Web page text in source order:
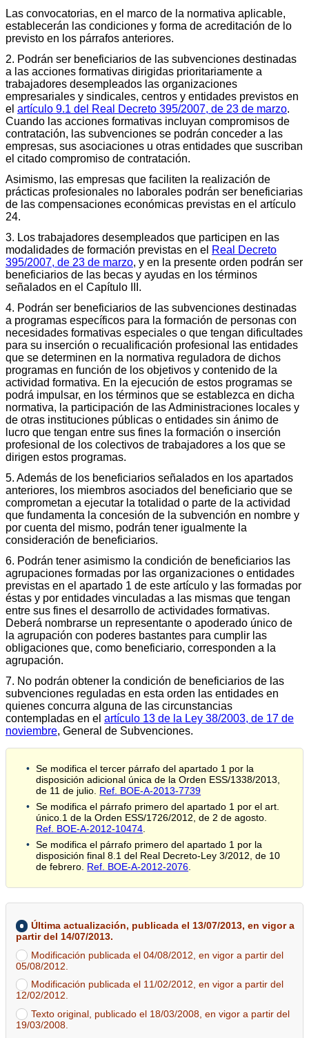
Las convocatorias, en el marco de la normativa aplicable,
establecerán las condiciones y forma de acreditación de lo
previsto en los párrafos anteriores.
2. Podrán ser beneficiarios de las subvenciones destinadas
a las acciones formativas dirigidas prioritariamente a
trabajadores desempleados las organizaciones
empresariales y sindicales, centros y entidades previstos en
el artículo 9.1 del Real Decreto 395/2007, de 23 de marzo.
Cuando las acciones formativas incluyan compromisos de
contratación, las subvenciones se podrán conceder a las
empresas, sus asociaciones u otras entidades que suscriban
el citado compromiso de contratación.
Asimismo, las empresas que faciliten la realización de
prácticas profesionales no laborales podrán ser beneficiarias
de las compensaciones económicas previstas en el artículo
24.
3. Los trabajadores desempleados que participen en las
modalidades de formación previstas en el Real Decreto
395/2007, de 23 de marzo, y en la presente orden podrán ser
beneficiarios de las becas y ayudas en los términos
señalados en el Capítulo III.
4. Podrán ser beneficiarios de las subvenciones destinadas
a programas específicos para la formación de personas con
necesidades formativas especiales o que tengan dificultades
para su inserción o recualificación profesional las entidades
que se determinen en la normativa reguladora de dichos
programas en función de los objetivos y contenido de la
actividad formativa. En la ejecución de estos programas se
podrá impulsar, en los términos que se establezca en dicha
normativa, la participación de las Administraciones locales y
de otras instituciones públicas o entidades sin ánimo de
lucro que tengan entre sus fines la formación o inserción
profesional de los colectivos de trabajadores a los que se
dirigen estos programas.
5. Además de los beneficiarios señalados en los apartados
anteriores, los miembros asociados del beneficiario que se
comprometan a ejecutar la totalidad o parte de la actividad
que fundamenta la concesión de la subvención en nombre y
por cuenta del mismo, podrán tener igualmente la
consideración de beneficiarios.
6. Podrán tener asimismo la condición de beneficiarios las
agrupaciones formadas por las organizaciones o entidades
previstas en el apartado 1 de este artículo y las formadas por
éstas y por entidades vinculadas a las mismas que tengan
entre sus fines el desarrollo de actividades formativas.
Deberá nombrarse un representante o apoderado único de
la agrupación con poderes bastantes para cumplir las
obligaciones que, como beneficiario, corresponden a la
agrupación.
7. No podrán obtener la condición de beneficiarios de las
subvenciones reguladas en esta orden las entidades en
quienes concurra alguna de las circunstancias
contempladas en el artículo 13 de la Ley 38/2003, de 17 de
noviembre, General de Subvenciones.
Se modifica el tercer párrafo del apartado 1 por la
disposición adicional única de la Orden ESS/1338/2013,
de 11 de julio. Ref. BOE-A-2013-7739
Se modifica el párrafo primero del apartado 1 por el art.
único.1 de la Orden ESS/1726/2012, de 2 de agosto.
Ref. BOE-A-2012-10474.
Se modifica el párrafo primero del apartado 1 por la
disposición final 8.1 del Real Decreto-Ley 3/2012, de 10
de febrero. Ref. BOE-A-2012-2076.
Última actualización, publicada el 13/07/2013, en vigor a
partir del 14/07/2013.
Modificación publicada el 04/08/2012, en vigor a partir del
05/08/2012.
Modificación publicada el 11/02/2012, en vigor a partir del
12/02/2012.
Texto original, publicado el 18/03/2008, en vigor a partir del
19/03/2008.